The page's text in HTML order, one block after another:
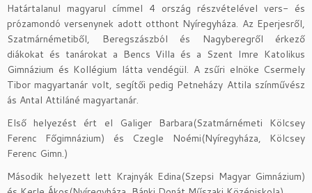
Határtalanul magyarul címmel 4 ország részvételével vers- és
prózamondó versenynek adott otthont Nyíregyháza. Az Eperjesről,
Szatmárnémetiből, Beregszászból és Nagyberegről érkező
diákokat és tanárokat a Bencs Villa és a Szent Imre Katolikus
Gimnázium és Kollégium látta vendégül. A zsűri elnöke Csermely
Tibor magyartanár volt, segítői pedig Petneházy Attila színművész
ás Antal Attiláné magyartanár.
Első helyezést ért el Galiger Barbara(Szatmárnémeti Kölcsey
Ferenc Főgimnázium) és Czegle Noémi(Nyíregyháza, Kölcsey
Ferenc Gimn.)
Második helyezett lett Krajnyák Edina(Szepsi Magyar Gimnázium)